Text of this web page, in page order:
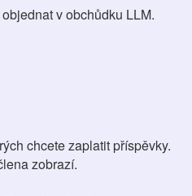
v obchůdku LLM.
chcete zaplatit příspěvky.
zobrazí.